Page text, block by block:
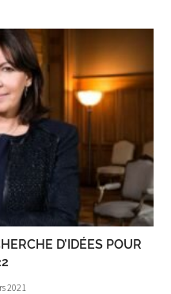
D’IDÉES POUR
2021